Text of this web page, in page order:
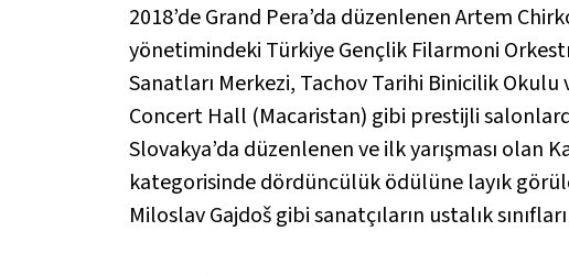
2018’de Grand Pera’da düzenlenen Artem
yönetimindeki Türkiye Gençlik Filarmoni
Sanatları Merkezi, Tachov Tarihi Binicilik
Concert Hall (Macaristan) gibi prestijli
Slovakya’da düzenlenen ve ilk yarışması olan
kategorisinde dördüncülük ödülüne layık
Miloslav Gajdoš gibi sanatçıların ustalık